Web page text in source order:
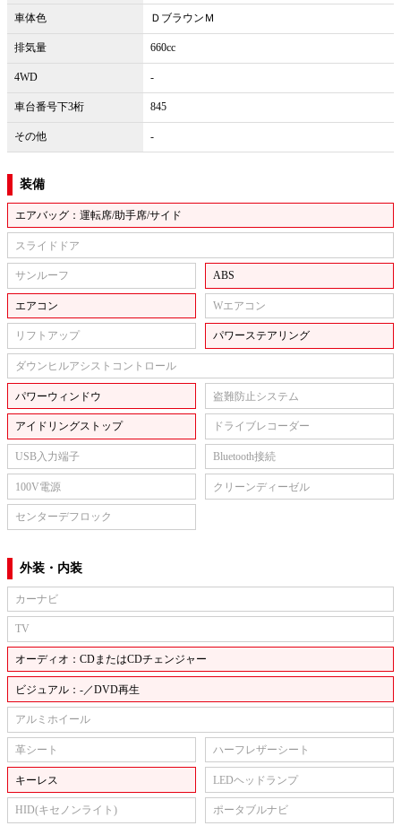
車体色 ＤブラウンＭ
排気量 660cc
4WD -
車台番号下3桁 845
その他 -
装備
エアバッグ：運転席/助手席/サイド
スライドドア
サンルーフ ABS
エアコン Wエアコン
リフトアップ パワーステアリング
ダウンヒルアシストコントロール
パワーウィンドウ 盗難防止システム
アイドリングストップ ドライブレコーダー
USB入力端子 Bluetooth接続
100V電源 クリーンディーゼル
センターデフロック
外装・内装
カーナビ
TV
オーディオ：CDまたはCDチェンジャー
ビジュアル：-／DVD再生
アルミホイール
革シート ハーフレザーシート
キーレス LEDヘッドランプ
HID(キセノンライト) ポータブルナビ